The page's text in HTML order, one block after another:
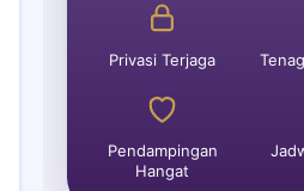
Privasi Terjaga
Pendampingan
Hangat